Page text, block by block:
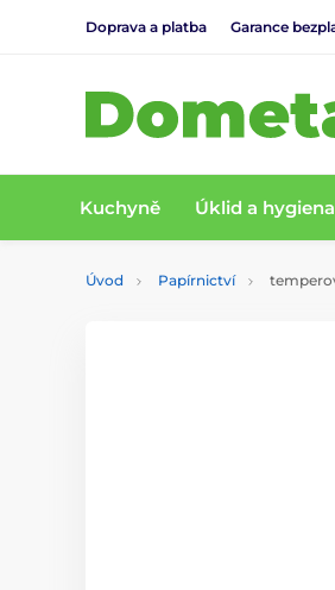
Doprava a platba Garance
Kuchyně Úklid a hygiena
Úvod Papírnictví